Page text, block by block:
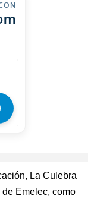
La Culebra
Emelec, como